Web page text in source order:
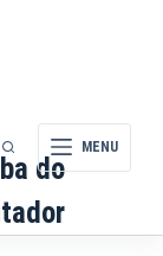
do
MENU